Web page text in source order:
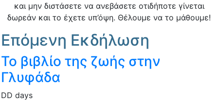
και μην διστάσετε να ανεβάσετε οτιδήποτε γίνεται
δωρεάν και το έχετε υπ’όψη. Θέλουμε να το μάθουμε!
Επόμενη Εκδήλωση
Το βιβλίο της ζωής στην
Γλυφάδα
DD days